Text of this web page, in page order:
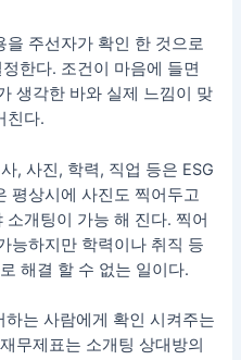
주선자가 확인 한 것으로
한다. 조건이 마음에 들면
생각한 바와 실제 느낌이 맞
친다.
, 사진, 학력, 직업 등은 ESG
평상시에 사진도 찍어두고
개팅이 가능 해 진다. 찍어
능하지만 학력이나 취직 등
해결 할 수 없는 일이다.
는 사람에게 확인 시켜주는
무제표는 소개팅 상대방의